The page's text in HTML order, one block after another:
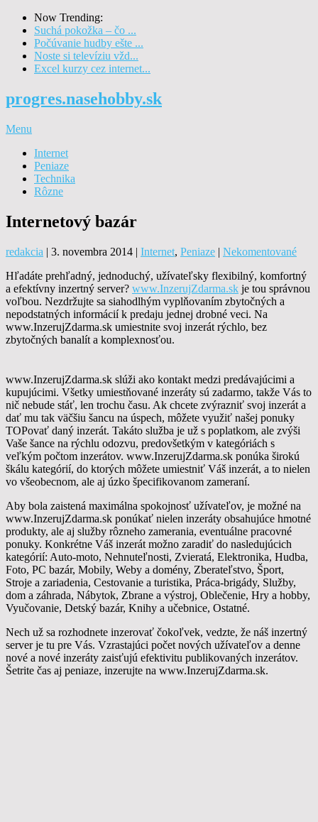
Now Trending:
Suchá pokožka – čo ...
Počúvanie hudby ešte ...
Noste si televíziu vžd...
Excel kurzy cez internet...
progres.nasehobby.sk
Menu
Internet
Peniaze
Technika
Rôzne
Internetový bazár
redakcia | 3. novembra 2014 | Internet, Peniaze | Nekomentované
Hľadáte prehľadný, jednoduchý, užívateľsky flexibilný, komfortný
a efektívny inzertný server? www.InzerujZdarma.sk je tou správnou
voľbou. Nezdržujte sa siahodlhým vyplňovaním zbytočných a
nepodstatných informácií k predaju jednej drobné veci. Na
www.InzerujZdarma.sk umiestnite svoj ​​inzerát rýchlo, bez
zbytočných banalít a komplexnosťou.
www.InzerujZdarma.sk slúži ako kontakt medzi predávajúcimi a
kupujúcimi. Všetky umiestňované inzeráty sú zadarmo, takže Vás to
nič nebude stáť, len trochu času. Ak chcete zvýrazniť svoj ​​inzerát a
dať mu tak väčšiu šancu na úspech, môžete využiť našej ponuky
TOPovať daný inzerát. Takáto služba je už s poplatkom, ale zvýši
Vaše šance na rýchlu odozvu, predovšetkým v kategóriách s
veľkým počtom inzerátov. www.InzerujZdarma.sk ponúka širokú
škálu kategórií, do ktorých môžete umiestniť Váš inzerát, a to nielen
vo všeobecnom, ale aj úzko špecifikovanom zameraní.
Aby bola zaistená maximálna spokojnosť užívateľov, je možné na
www.InzerujZdarma.sk ponúkať nielen inzeráty obsahujúce hmotné
produkty, ale aj služby rôzneho zamerania, eventuálne pracovné
ponuky. Konkrétne Váš inzerát možno zaradiť do nasledujúcich
kategórií: Auto-moto, Nehnuteľnosti, Zvieratá, Elektronika, Hudba,
Foto, PC bazár, Mobily, Weby a domény, Zberateľstvo, Šport,
Stroje a zariadenia, Cestovanie a turistika, Práca-brigády, Služby,
dom a záhrada, Nábytok, Zbrane a výstroj, Oblečenie, Hry a hobby,
Vyučovanie, Detský bazár, Knihy a učebnice, Ostatné.
Nech už sa rozhodnete inzerovať čokoľvek, vedzte, že náš inzertný
server je tu pre Vás. Vzrastajúci počet nových užívateľov a denne
nové a nové inzeráty zaisťujú efektivitu publikovaných inzerátov.
Šetrite čas aj peniaze, inzerujte na www.InzerujZdarma.sk.